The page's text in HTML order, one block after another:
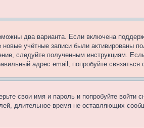
два варианта. Если включена
учётные записи были активированы
следуйте полученным инструкциям.
адрес email, попробуйте связаться
свои имя и пароль и попробуйте
длительное время не оставляющих